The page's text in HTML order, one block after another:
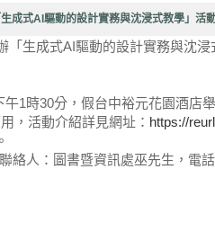
成式AI驅動的設計實務與沈浸式教學」活
生成式AI驅動的設計實務與沈浸
1時30分，假台中裕元花園酒店
，活動介紹詳見網址： https://
絡人：圖書暨資訊處巫先生，電